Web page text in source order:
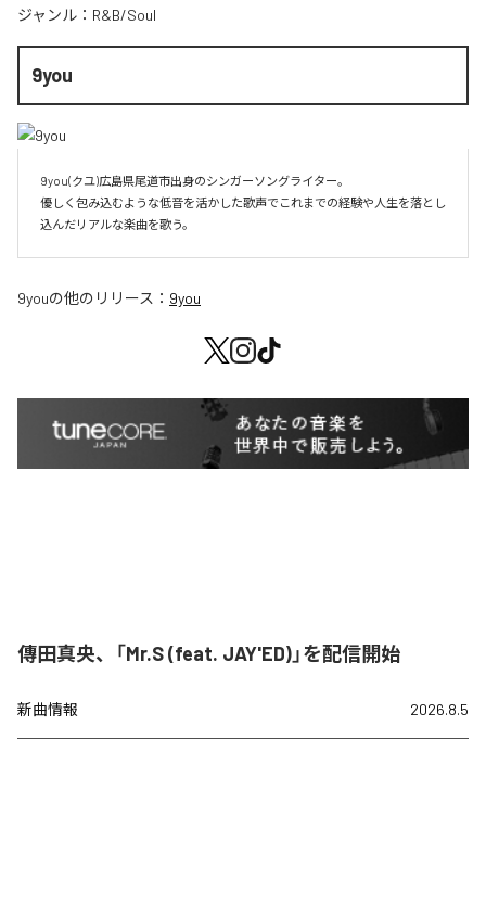
ジャンル： R&B/Soul
9you
9you(クユ)広島県尾道市出身のシンガーソングライター。
優しく包み込むような低音を活かした歌声でこれまでの経験や人生を落とし
込んだリアルな楽曲を歌う。
9youの他のリリース： 9you
傳田真央、「Mr.S (feat. JAY'ED)」を配信開始
新曲情報 2026.8.5